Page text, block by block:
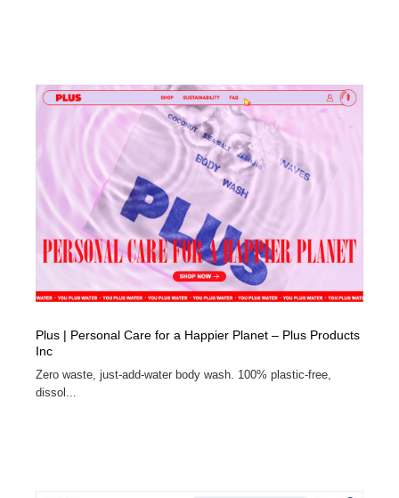
Plus | Personal Care for a Happier Planet – Plus Products
Inc
Zero waste, just-add-water body wash. 100% plastic-free,
dissol...